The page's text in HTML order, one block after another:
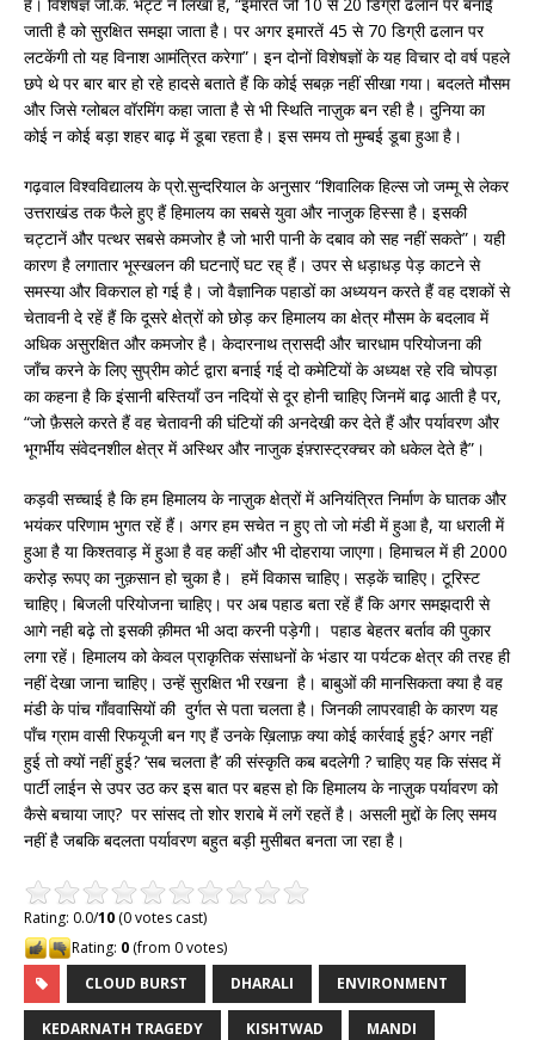
जाती है को सुरक्षित समझा जाता है। पर अगर इमारतें 45 से 70 डिग्री ढलान पर
लटकेंगी तो यह विनाश आमंत्रित करेगा”। इन दोनों विशेषज्ञों के यह विचार दो वर्ष पहले
छपे थे पर बार बार हो रहे हादसे बताते हैं कि कोई सबक़ नहीं सीखा गया। बदलते मौसम
और जिसे ग्लोबल वॉरमिंग कहा जाता है से भी स्थिति नाज़ुक बन रही है। दुनिया का
कोई न कोई बड़ा शहर बाढ़ में डूबा रहता है। इस समय तो मुम्बई डूबा हुआ है।
गढ़वाल विश्वविद्यालय के प्रो.सुन्दरियाल के अनुसार “शिवालिक हिल्स जो जम्मू से लेकर
उत्तराखंड तक फैले हुए हैं हिमालय का सबसे युवा और नाजुक हिस्सा है। इसकी
चट्टानें और पत्थर सबसे कमजोर है जो भारी पानी के दबाव को सह नहीं सकते”। यही
कारण है लगातार भूस्खलन की घटनाऐं घट रह् हैं। उपर से धड़ाधड़ पेड़ काटने से
समस्या और विकराल हो गई है। जो वैज्ञानिक पहाडों का अध्ययन करते हैं वह दशकों से
चेतावनी दे रहें हैं कि दूसरे क्षेत्रों को छोड़ कर हिमालय का क्षेत्र मौसम के बदलाव में
अधिक असुरक्षित और कमजोर है। केदारनाथ त्रासदी और चारधाम परियोजना की
जाँच करने के लिए सुप्रीम कोर्ट द्वारा बनाई गई दो कमेटियों के अध्यक्ष रहे रवि चोपड़ा
का कहना है कि इंसानी बस्तियाँ उन नदियों से दूर होनी चाहिए जिनमें बाढ़ आती है पर,
“जो फ़ैसले करते हैं वह चेतावनी की घंटियों की अनदेखी कर देते हैं और पर्यावरण और
भूगर्भीय संवेदनशील क्षेत्र में अस्थिर और नाजुक इंफ़्रास्ट्रक्चर को धकेल देते है”।
कड़वी सच्चाई है कि हम हिमालय के नाज़ुक क्षेत्रों में अनियंत्रित निर्माण के घातक और
भयंकर परिणाम भुगत रहें हैं। अगर हम सचेत न हुए तो जो मंडी में हुआ है, या धराली में
हुआ है या किश्तवाड़ में हुआ है वह कहीं और भी दोहराया जाएगा। हिमाचल में ही 2000
करोड़ रूपए का नुक़सान हो चुका है। हमें विकास चाहिए। सड़कें चाहिए। टूरिस्ट
चाहिए। बिजली परियोजना चाहिए। पर अब पहाड बता रहें हैं कि अगर समझदारी से
आगे नही बढ़े तो इसकी क़ीमत भी अदा करनी पड़ेगी। पहाड बेहतर बर्ताव की पुकार
लगा रहें। हिमालय को केवल प्राकृतिक संसाधनों के भंडार या पर्यटक क्षेत्र की तरह ही
नहीं देखा जाना चाहिए। उन्हें सुरक्षित भी रखना है। बाबुओं की मानसिकता क्या है वह
मंडी के पांच गाँववासियों की दुर्गत से पता चलता है। जिनकी लापरवाही के कारण यह
पाँच ग्राम वासी रिफयूजी बन गए हैं उनके ख़िलाफ़ क्या कोई कार्रवाई हुई? अगर नहीं
हुई तो क्यों नहीं हुई? ‘सब चलता है’ की संस्कृति कब बदलेगी ? चाहिए यह कि संसद में
पार्टी लाईन से उपर उठ कर इस बात पर बहस हो कि हिमालय के नाज़ुक पर्यावरण को
कैसे बचाया जाए? पर सांसद तो शोर शराबे में लगें रहतें है। असली मुद्दों के लिए समय
नहीं है जबकि बदलता पर्यावरण बहुत बड़ी मुसीबत बनता जा रहा है।
Rating: 0.0/10 (0 votes cast)
Rating: 0 (from 0 votes)
CLOUD BURST
DHARALI ENVIRONMENT
KEDARNATH TRAGEDY KISHTWAD MANDI